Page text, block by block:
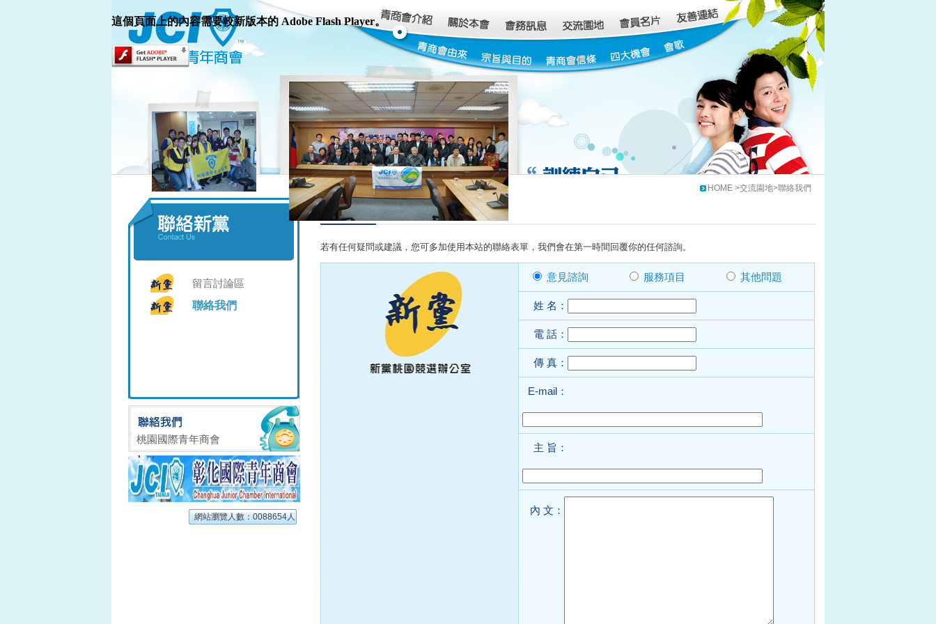
這個頁面上的內容需要較新版本的 Adobe Flash Player。
HOME >交流園地>聯絡我們
留言討論區
聯絡我們
桃園國際青年商會
網站瀏覽人數：0088654人
若有任何疑問或建議，您可多加使用本站的聯絡表單，我們會在第一時間回覆你的任何諮詢。
意見諮詢 服務項目 其他問題
姓 名：
電 話：
傳 真：
E-mail：
主 旨：
內 文：